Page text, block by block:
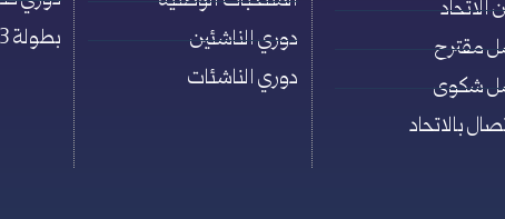
الاتحاد
مقترح
شكوى
بالاتحاد
دوري الناشئين
دوري الناشئات
بطولة 3×3